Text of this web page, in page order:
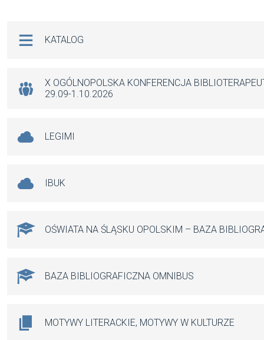
KATALOG
X OGÓLNOPOLSKA KONFERENCJA
29.09-1.10.2026
LEGIMI
IBUK
OŚWIATA NA ŚLĄSKU OPOLSKIM – BAZA
BAZA BIBLIOGRAFICZNA OMNIBUS
MOTYWY LITERACKIE, MOTYWY W KULTURZE